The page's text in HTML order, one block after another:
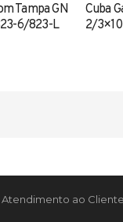
Tampa GN
6/823-L
Cuba
2/
ao Cliente